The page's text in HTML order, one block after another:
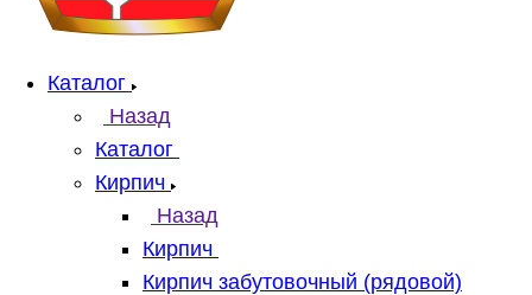
Каталог
Назад
Каталог
Кирпич
Назад
Кирпич
Кирпич забутовочный (рядовой)